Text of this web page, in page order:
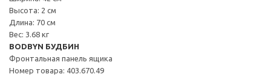
Высота: 2 см
Длина: 70 см
Вес: 3.68 кг
BODBYN БУДБИН
Фронтальная панель ящика
Номер товара: 403.670.49